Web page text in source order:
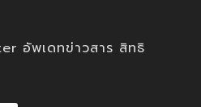
อัพเดทข่าวสาร สิทธิ